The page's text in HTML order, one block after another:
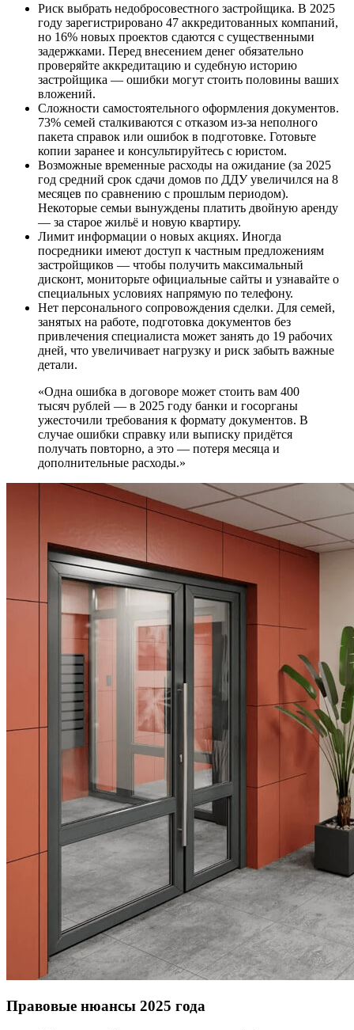
Риск выбрать недобросовестного застройщика. В 2025
году зарегистрировано 47 аккредитованных компаний,
но 16% новых проектов сдаются с существенными
задержками. Перед внесением денег обязательно
проверяйте аккредитацию и судебную историю
застройщика — ошибки могут стоить половины ваших
вложений.
Сложности самостоятельного оформления документов.
73% семей сталкиваются с отказом из-за неполного
пакета справок или ошибок в подготовке. Готовьте
копии заранее и консультируйтесь с юристом.
Возможные временные расходы на ожидание (за 2025
год средний срок сдачи домов по ДДУ увеличился на 8
месяцев по сравнению с прошлым периодом).
Некоторые семьи вынуждены платить двойную аренду
— за старое жильё и новую квартиру.
Лимит информации о новых акциях. Иногда
посредники имеют доступ к частным предложениям
застройщиков — чтобы получить максимальный
дисконт, мониторьте официальные сайты и узнавайте о
специальных условиях напрямую по телефону.
Нет персонального сопровождения сделки. Для семей,
занятых на работе, подготовка документов без
привлечения специалиста может занять до 19 рабочих
дней, что увеличивает нагрузку и риск забыть важные
детали.
«Одна ошибка в договоре может стоить вам 400
тысяч рублей — в 2025 году банки и госорганы
ужесточили требования к формату документов. В
случае ошибки справку или выписку придётся
получать повторно, а это — потеря месяца и
дополнительные расходы.»
Правовые нюансы 2025 года